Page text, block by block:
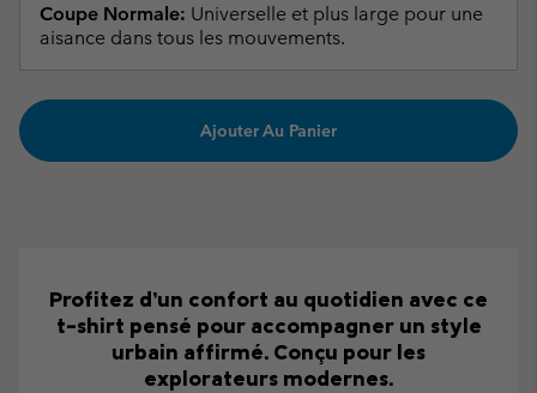
Coupe Normale: Universelle et plus large pour une
aisance dans tous les mouvements.
Ajouter Au Panier
Profitez d’un confort au quotidien avec ce
t-shirt pensé pour accompagner un style
urbain affirmé. Conçu pour les
explorateurs modernes.